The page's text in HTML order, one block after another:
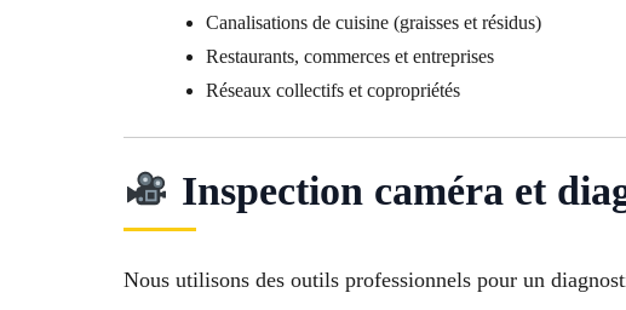
Canalisations de cuisine (graisses et résidus)
Restaurants, commerces et entreprises
Réseaux collectifs et copropriétés
Inspection caméra et
Nous utilisons des outils professionnels pour un